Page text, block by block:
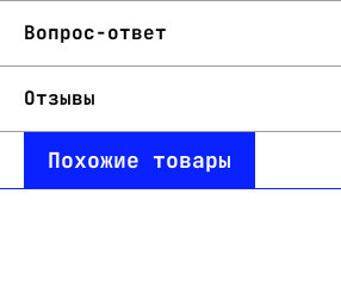
Вопрос-ответ
Отзывы
Похожие товары